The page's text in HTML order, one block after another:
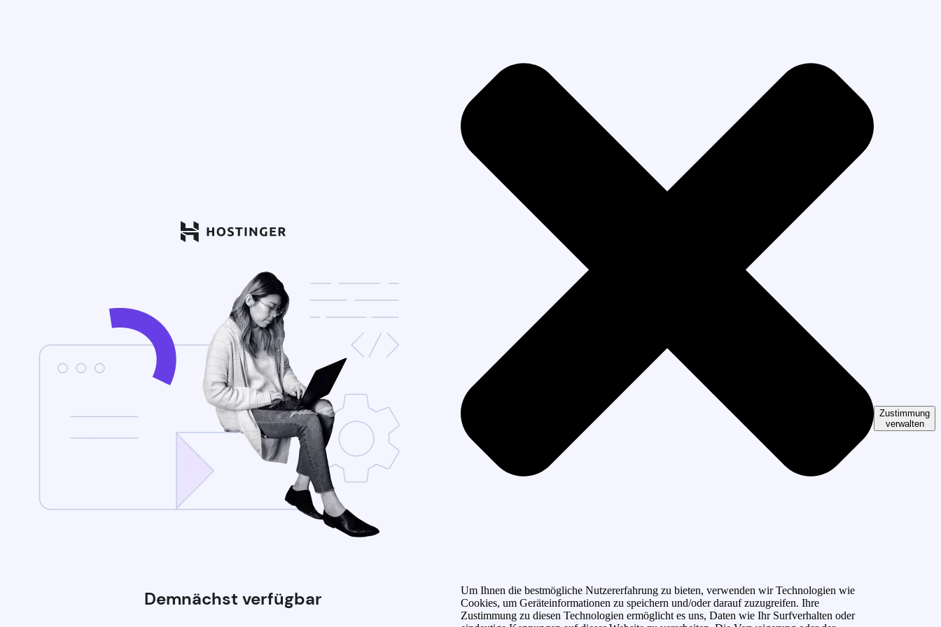
Demnächst verfügbar
Um Ihnen die bestmögliche Nutzererfahrung zu bieten, verwenden wir Technologien wie
Cookies, um Geräteinformationen zu speichern und/oder darauf zuzugreifen. Ihre
Zustimmung zu diesen Technologien ermöglicht es uns, Daten wie Ihr Surfverhalten oder
Zustimmung
verwalten